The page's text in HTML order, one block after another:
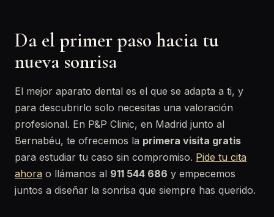
Da el primer paso hacia tu
nueva sonrisa
El mejor aparato dental es el que se adapta a ti, y
para descubrirlo solo necesitas una valoración
profesional. En P&P Clinic, en Madrid junto al
Bernabéu, te ofrecemos la primera visita gratis
para estudiar tu caso sin compromiso. Pide tu cita
ahora o llámanos al 911 544 686 y empecemos
juntos a diseñar la sonrisa que siempre has querido.